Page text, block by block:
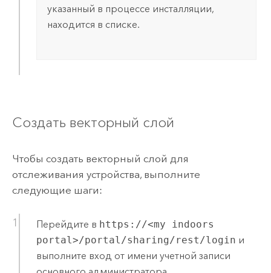
указанный в процессе инсталляции,
находится в списке.
Создать векторный слой
Чтобы создать векторный слой для
отслеживания устройства, выполните
следующие шаги:
Перейдите в https://<my indoors
portal>/portal/sharing/rest/login и
выполните вход от имени учетной записи